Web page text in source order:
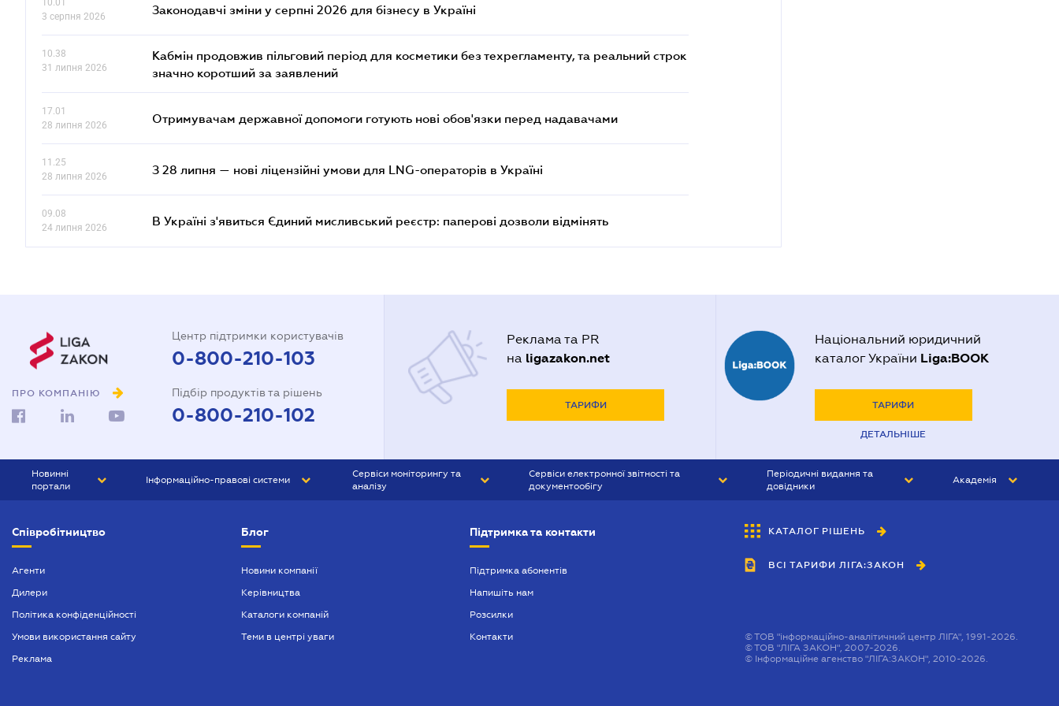
10.01
3 серпня 2026
Законодавчі зміни у серпні 2026 для бізнесу в Україні
10.38
31 липня 2026
Кабмін продовжив пільговий період для косметики без техрегламенту, та реальний строк
значно коротший за заявлений
17.01
28 липня 2026
Отримувачам державної допомоги готують нові обов'язки перед надавачами
11.25
28 липня 2026
З 28 липня — нові ліцензійні умови для LNG-операторів в Україні
09.08
24 липня 2026
В Україні з'явиться Єдиний мисливський реєстр: паперові дозволи відмінять
ПРО КОМПАНІЮ
Центр підтримки користувачів
0-800-210-103
Підбір продуктів та рішень
0-800-210-102
Реклама та PR
на ligazakon.net
ТАРИФИ
Національний юридичний
каталог України Liga:BOOK
ТАРИФИ
ДЕТАЛЬНІШЕ
Новинні
портали
БІЗНЕС
Інформаційно-правові системи
БУХГАЛТЕР ПРОФ
Сервіси моніторингу та
аналізу
Сервіси електронної звітності та
документообігу
Періодичні видання та
довідники
БУХГАЛТЕР&ЗАКОН
ВІСНИК МСФЗ
Академія
Співробітництво
Агенти
Дилери
Політика конфіденційності
Умови використання сайту
Реклама
Блог
Новини компанії
Керівництва
Каталоги компаній
Теми в центрі уваги
Підтримка та контакти
Підтримка абонентів
Напишіть нам
Розсилки
Контакти
КАТАЛОГ РІШЕНЬ
ВСІ ТАРИФИ ЛІГА:ЗАКОН
©ТОВ "інформаційно-аналітичний центр ЛІГА", 1991-2026.
©ТОВ "ЛІГА ЗАКОН", 2007-2026.
© Інформаційне агенство "ЛІГА:ЗАКОН", 2010-2026.